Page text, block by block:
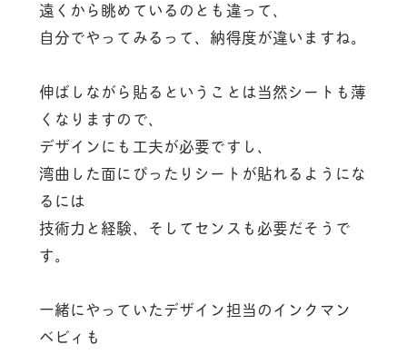
遠くから眺めているのとも違って、
自分でやってみるって、納得度が違いますね。
伸ばしながら貼るということは当然シートも薄
くなりますので、
デザインにも工夫が必要ですし、
湾曲した面にぴったりシートが貼れるようにな
るには
技術力と経験、そしてセンスも必要だそうで
す。
一緒にやっていたデザイン担当のインクマン
ベビィも